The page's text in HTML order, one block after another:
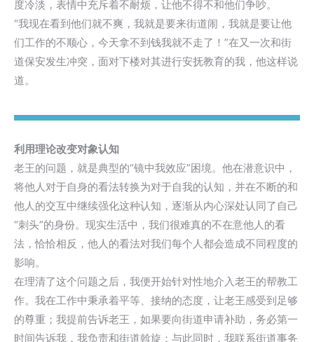
度冷淡，表情中充斥着不耐烦，让他不得不和他们争吵。
“我现在看到他们就不爽，我就是要来街道闹，我就是要让他
们工作的不顺心，今天拿不到钱我就不走了！”在又一次和街
道保安发生冲突，面对下楼对其进行安抚教育的我，他这样说
道。
利用理论改变对象认知
老王的问题，就是典型的“镜中我效应”困境。他在潜意识中，
将他人对于自身的看法转换为对于自我的认知，并在不断的和
他人的交互中继续强化这种认知，逐渐从内心深处认同了自己
“刺头”的身份。现实生活中，我们很难真的不在意他人的看
法，恰恰相反，他人的看法对我们每个人都会造成不同程度的
影响。
在理清了这个问题之后，我便开始针对性地介入老王的帮教工
作。我在工作中秉承着平等、接纳的态度，让老王感受到足够
的尊重；我提前告诉老王，如果要向街道申请补助，务必第一
时间告诉我，我负责和街道斡旋；与此同时，我联系街道事务